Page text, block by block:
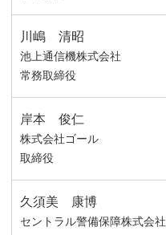
川嶋 清昭
池上通信機株式会社
常務取締役
岸本 俊仁
株式会社ゴール
取締役
久須美 康博
セントラル警備保障株式会社